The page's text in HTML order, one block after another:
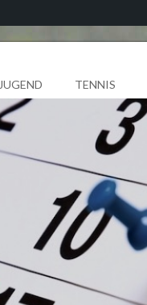
JUGEND TENNIS